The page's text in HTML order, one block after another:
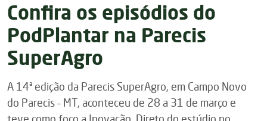
Confira os episódios do
PodPlantar na Parecis
SuperAgro
A 14ª edição da Parecis SuperAgro, em Campo Novo
do Parecis – MT, aconteceu de 28 a 31 de março e